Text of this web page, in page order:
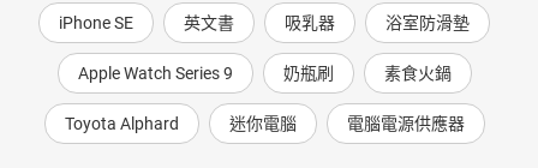
iPhone SE 英文書 吸乳器 浴室防滑墊
Apple Watch Series 9 奶瓶刷 素食火鍋
Toyota Alphard 迷你電腦 電腦電源供應器